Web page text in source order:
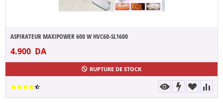
ASPIRATEUR MAXIPOWER 600 W HVC60-SL1600
4.900 DA
RUPTURE DE STOCK